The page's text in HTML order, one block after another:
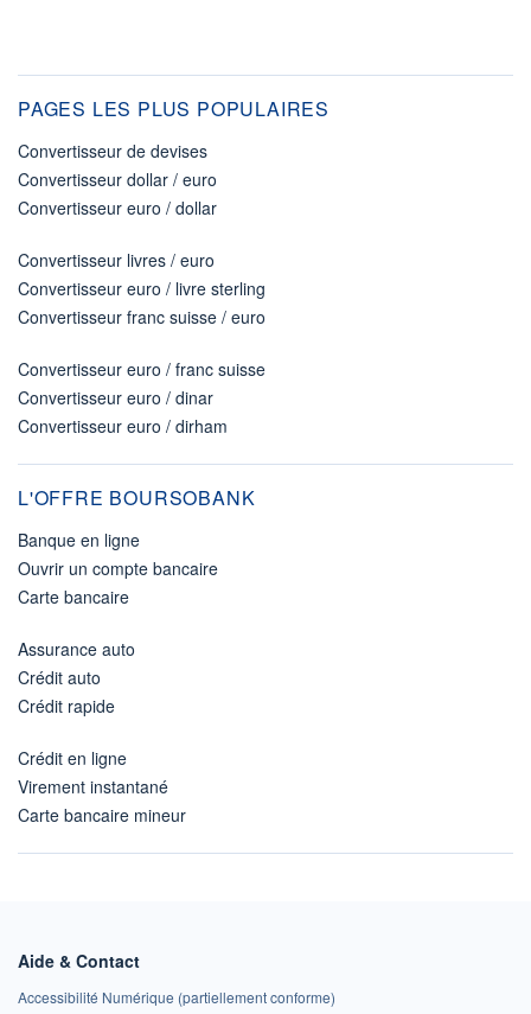
PAGES LES PLUS POPULAIRES
Convertisseur de devises
Convertisseur dollar / euro
Convertisseur euro / dollar
Convertisseur livres / euro
Convertisseur euro / livre sterling
Convertisseur franc suisse / euro
Convertisseur euro / franc suisse
Convertisseur euro / dinar
Convertisseur euro / dirham
L'OFFRE BOURSOBANK
Banque en ligne
Ouvrir un compte bancaire
Carte bancaire
Assurance auto
Crédit auto
Crédit rapide
Crédit en ligne
Virement instantané
Carte bancaire mineur
Aide & Contact
Accessibilité Numérique (partiellement conforme)